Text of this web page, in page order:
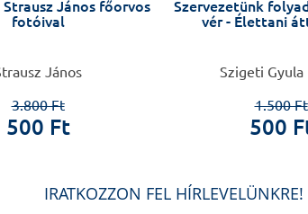
János főorvos
fotóival
János
3.800 Ft
500 Ft
Szervezetünk
vér - Élettani
Szigeti Gyula
1.500 Ft
500
IRATKOZZON FEL HÍRLEVELÜNKRE!